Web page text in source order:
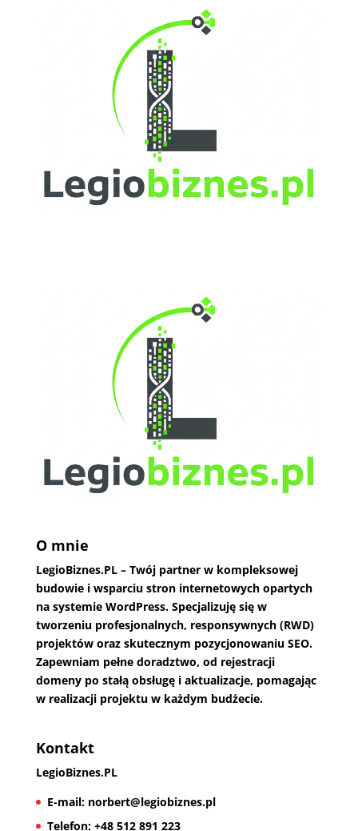
O mnie
LegioBiznes.PL– Twój partner w kompleksowej
budowie i wsparciu stron internetowych opartych
na systemie WordPress. Specjalizuję się w
tworzeniu profesjonalnych, responsywnych (RWD)
projektów oraz skutecznym pozycjonowaniu SEO.
Zapewniam pełne doradztwo, od rejestracji
domeny po stałą obsługę i aktualizacje, pomagając
w realizacji projektu w każdym budżecie.
Kontakt
LegioBiznes.PL
E-mail:norbert@legiobiznes.pl
Telefon:+48 512 891 223